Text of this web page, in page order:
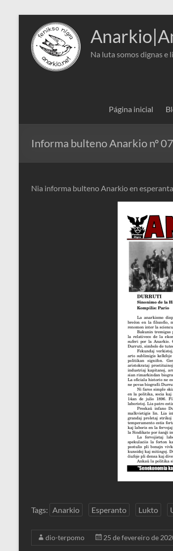
conteúdo
Na luta somos dignas e
Página inicial
Informa bulteno Anarkio nº 07
Nia informa bulteno Anarkio en
Tags: Anarkio Esperanto Lukto
dio-terpomo 25 de fevereiro de